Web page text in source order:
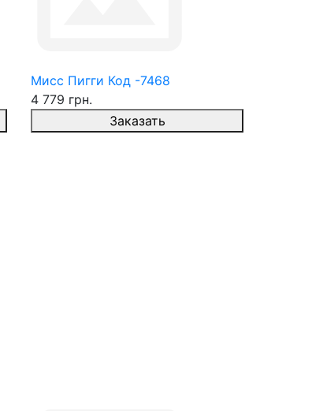
Мисс Пигги Код -7468
4 779 грн.
Заказать